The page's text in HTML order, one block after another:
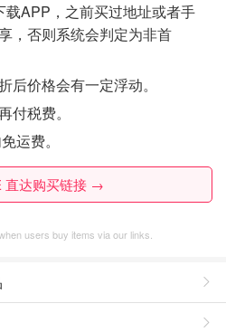
系统会‮定判‬为非首
后价格会有一定浮动。
付税费。
运费。
直达购买链接 →
users buy items via our links.